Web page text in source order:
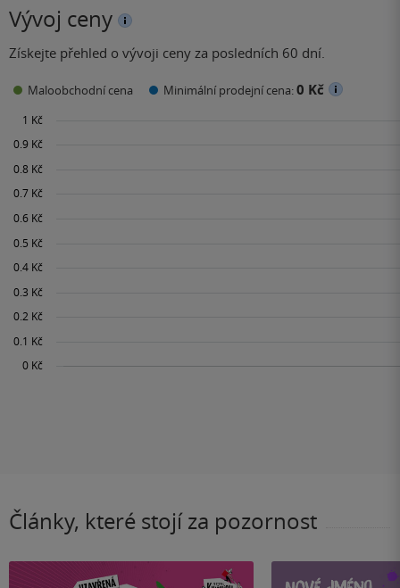
Vývoj ceny
Získejte přehled o vývoji ceny za posledních 60 dní.
Maloobchodní cena Minimální prodejní cena:0 Kč
Články, které stojí za pozornost